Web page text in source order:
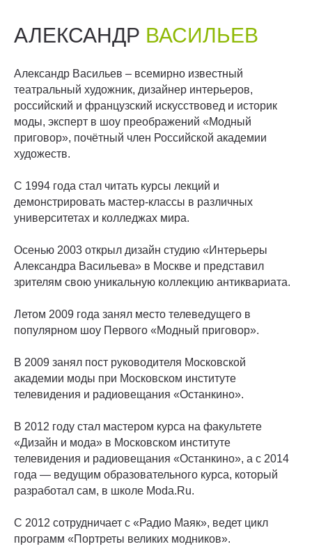
АЛЕКСАНДР ВАСИЛЬЕВ
Александр Васильев – всемирно известный
театральный художник, дизайнер интерьеров,
российский и французский искусствовед и историк
моды, эксперт в шоу преображений «Модный
приговор», почётный член Российской академии
художеств.
С 1994 года стал читать курсы лекций и
демонстрировать мастер-классы в различных
университетах и колледжах мира.
Осенью 2003 открыл дизайн студию «Интерьеры
Александра Васильева» в Москве и представил
зрителям свою уникальную коллекцию антиквариата.
Летом 2009 года занял место телеведущего в
популярном шоу Первого «Модный приговор».
В 2009 занял пост руководителя Московской
академии моды при Московском институте
телевидения и радиовещания «Останкино».
В 2012 году стал мастером курса на факультете
«Дизайн и мода» в Московском институте
телевидения и радиовещания «Останкино», а с 2014
года — ведущим образовательного курса, который
разработал сам, в школе Moda.Ru.
С 2012 сотрудничает с «Радио Маяк», ведет цикл
программ «Портреты великих модников».